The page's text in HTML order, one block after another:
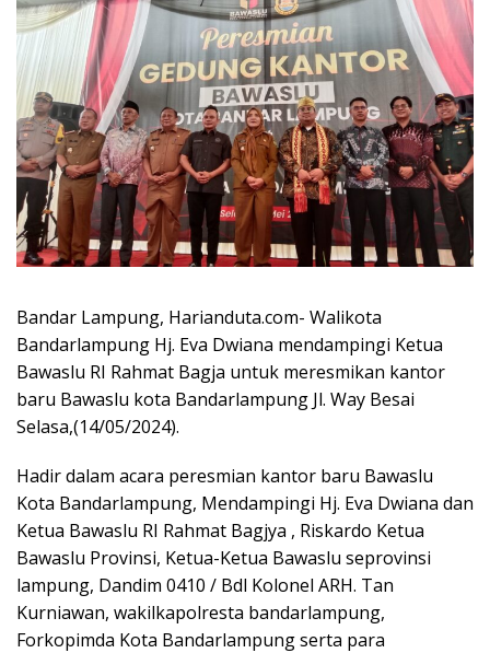
Bandar Lampung, Harianduta.com- Walikota
Bandarlampung Hj. Eva Dwiana mendampingi Ketua
Bawaslu RI Rahmat Bagja untuk meresmikan kantor
baru Bawaslu kota Bandarlampung Jl. Way Besai
Selasa,(14/05/2024).
Hadir dalam acara peresmian kantor baru Bawaslu
Kota Bandarlampung, Mendampingi Hj. Eva Dwiana dan
Ketua Bawaslu RI Rahmat Bagjya , Riskardo Ketua
Bawaslu Provinsi, Ketua-Ketua Bawaslu seprovinsi
lampung, Dandim 0410 / Bdl Kolonel ARH. Tan
Kurniawan, wakilkapolresta bandarlampung,
Forkopimda Kota Bandarlampung serta para